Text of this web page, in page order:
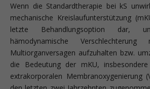
Wenn die Standardtherapie bei kS
mechanische Kreislaufunterstützung
letzte Behandlungsoption dar,
hämodynamische
Multiorganversagen aufzuhalten bzw.
die Bedeutung der mKU,
extrakorporalen Membranoxygenierung